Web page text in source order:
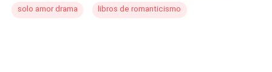
solo amor drama libros de romanticismo